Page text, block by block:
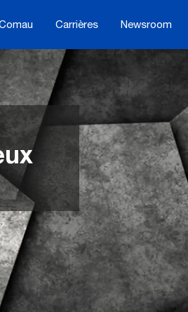
Carrières Newsroom